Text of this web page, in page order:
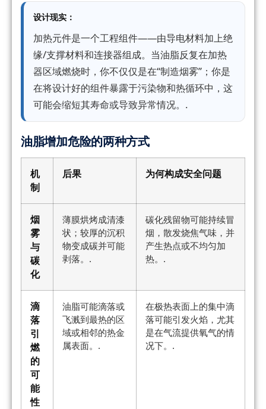
设计现实：
加热元件是一个工程组件——由导电材料加上绝
缘/支撑材料和连接器组成。当油脂反复在加热
器区域燃烧时，你不仅仅是在“制造烟雾”；你是
在将设计好的组件暴露于污染物和热循环中，这
可能会缩短其寿命或导致异常情况。.
油脂增加危险的两种方式
机
制
后果 为何构成安全问题
烟
雾
与
碳
化
薄膜烘烤成清漆
状；较厚的沉积
物变成碳并可能
剥落。.
碳化残留物可能持续冒
烟，散发烧焦气味，并
产生热点或不均匀加
热。.
滴
落
引
燃
的
可
能
性
油脂可能滴落或
飞溅到最热的区
域或相邻的热金
属表面。.
在极热表面上的集中滴
落可能引发火焰，尤其
是在气流提供氧气的情
况下。.